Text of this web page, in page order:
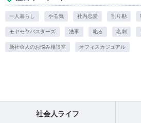
一人暮らし やる気 社内恋愛 割り勘
モヤモヤバスターズ 法事 叱る 名刺
新社会人のお悩み相談室 オフィスカジュアル
社会人ライフ